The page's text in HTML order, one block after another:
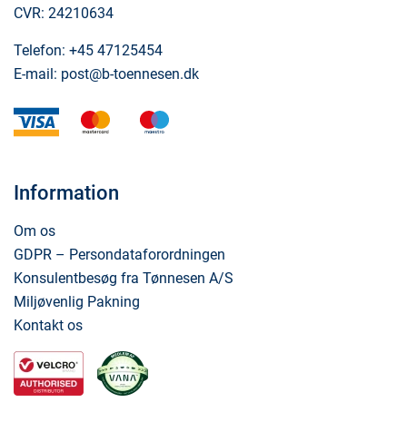
CVR: 24210634
Telefon: +45 47125454
E-mail: post@b-toennesen.dk
visa mastercard
Information
Om os
GDPR – Persondataforordningen
Konsulentbesøg fra Tønnesen A/S
Miljøvenlig Pakning
Kontakt os